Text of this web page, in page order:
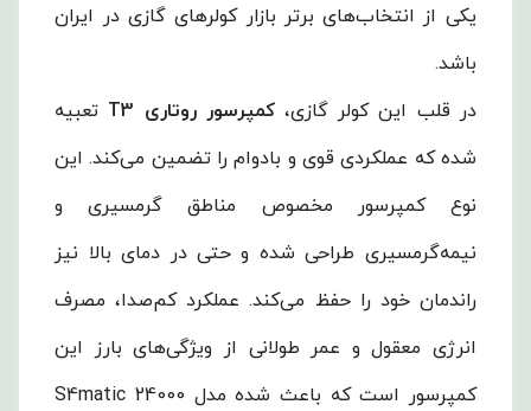
یکی از انتخاب‌های برتر بازار کولرهای گازی در ایران
باشد.
در قلب این کولر گازی،کمپرسور روتاری T3
تعبیه
شده که عملکردی قوی و بادوام را تضمین می‌کند. این
نوع کمپرسور مخصوص مناطق گرمسیری و
نیمه‌گرمسیری طراحی شده و حتی در دمای بالا نیز
راندمان خود را حفظ می‌کند. عملکرد کم‌صدا، مصرف
انرژی معقول و عمر طولانی از ویژگی‌های بارز این
کمپرسور است که باعث شده مدل S4matic 24000